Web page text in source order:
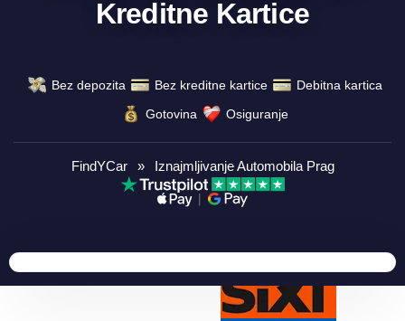
Kreditne Kartice
Bez depozita Bez kreditne kartice
Debitna kartica
Gotovina
Osiguranje
FindYCar » Iznajmljivanje Automobila Prag